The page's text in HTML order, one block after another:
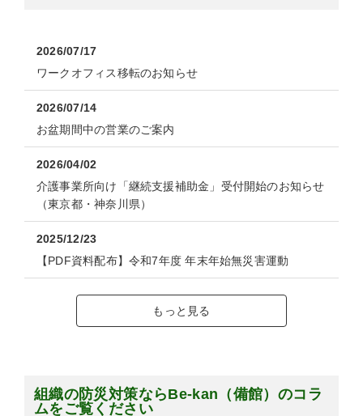
2026/07/17
ワークオフィス移転のお知らせ
2026/07/14
お盆期間中の営業のご案内
2026/04/02
介護事業所向け「継続支援補助金」受付開始のお知らせ
（東京都・神奈川県）
2025/12/23
【PDF資料配布】令和7年度 年末年始無災害運動
もっと見る
組織の防災対策ならBe-kan（備館）のコラ
ムをご覧ください